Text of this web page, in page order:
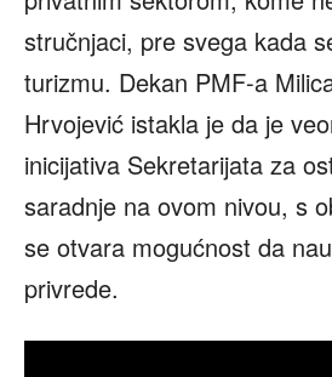
stručnjaci, pre svega kada
turizmu. Dekan PMF-a
Hrvojević istakla je da je
inicijativa Sekretarijata za
saradnje na ovom nivou, s
se otvara mogućnost da
privrede.